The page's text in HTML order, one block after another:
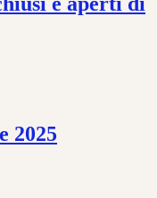
2025